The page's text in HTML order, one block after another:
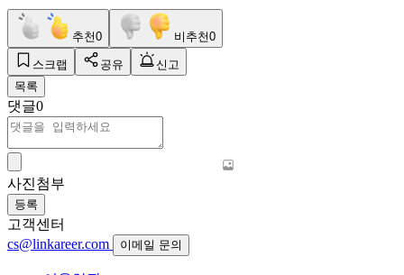
추천0 비추천0
스크랩 공유
신고
목록
댓글0
사진첨부
등록
고객센터
cs@linkareer.com
이메일 문의